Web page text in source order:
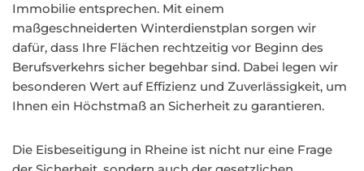
Immobilie entsprechen. Mit einem
maßgeschneiderten Winterdienstplan sorgen wir
dafür, dass Ihre Flächen rechtzeitig vor Beginn des
Berufsverkehrs sicher begehbar sind. Dabei legen wir
besonderen Wert auf Effizienz und Zuverlässigkeit, um
Ihnen ein Höchstmaß an Sicherheit zu garantieren.
Die Eisbeseitigung in Rheine ist nicht nur eine Frage